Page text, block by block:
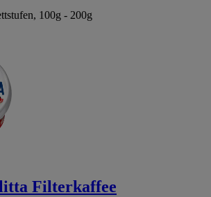
100g - 200g
Filterkaffee